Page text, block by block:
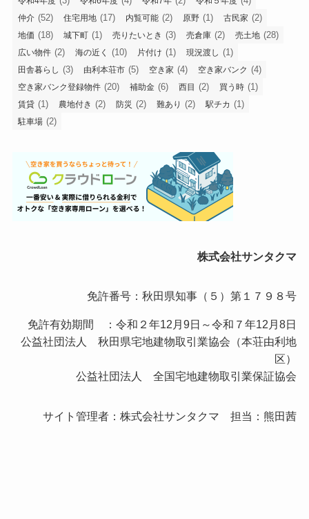
仲介 (52) 住宅用地 (17) 内覧可能 (2) 原野 (1) 古民家 (2)
地価 (18) 城下町 (1) 売りたいとき (3) 売倉庫 (2) 売土地 (28)
広い物件 (2) 海の近く (10) 片付け (1) 現況渡し (1)
田舎暮らし (3) 由利本荘市 (5) 空き家 (4) 空き家バンク (4)
空き家バンク登録物件 (20) 補助金 (6) 西目 (2) 買う時 (1)
賃貸 (1) 農地付き (2) 防災 (2) 難あり (2) 駅チカ (1)
駐車場 (2)
株式会社サンタクマ
免許番号：秋田県知事（５）第１７９８号
免許有効期間 ：令和２年12月9日～令和７年12月8日
公益社団法人 秋田県宅地建物取引業協会（本荘由利地
区）
公益社団法人 全国宅地建物取引業保証協会
サイト管理者：株式会社サンタクマ 担当：熊田茜